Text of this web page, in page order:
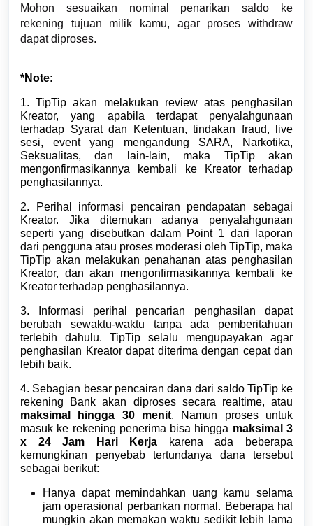
Mohon sesuaikan nominal penarikan saldo ke
rekening tujuan milik kamu, agar proses withdraw
dapat diproses.
*Note:
1. TipTip akan melakukan review atas penghasilan
Kreator, yang apabila terdapat penyalahgunaan
terhadap Syarat dan Ketentuan, tindakan fraud, live
sesi, event yang mengandung SARA, Narkotika,
Seksualitas, dan lain-lain, maka TipTip akan
mengonfirmasikannya kembali ke Kreator terhadap
penghasilannya.
2. Perihal informasi pencairan pendapatan sebagai
Kreator. Jika ditemukan adanya penyalahgunaan
seperti yang disebutkan dalam Point 1 dari laporan
dari pengguna atau proses moderasi oleh TipTip, maka
TipTip akan melakukan penahanan atas penghasilan
Kreator, danakan mengonfirmasikannya kembali ke
Kreator terhadap penghasilannya.
3. Informasi perihal pencarian penghasilan dapat
berubah sewaktu-waktu tanpa ada pemberitahuan
terlebih dahulu. TipTip selalu mengupayakan agar
penghasilan Kreator dapat diterima dengan cepat dan
lebih baik.
4. Sebagian besar pencairan dana dari saldo TipTip ke
rekening Bank akan diproses secara realtime, atau
maksimal hingga 30 menit. Namun proses untuk
masuk ke rekening penerima bisa hingga maksimal 3
x 24 Jam Hari Kerja karena ada beberapa
kemungkinan penyebab tertundanya dana tersebut
sebagai berikut:
Hanya dapat memindahkan uang kamu selama
jam operasional perbankan normal. Beberapa hal
mungkin akan memakan waktu sedikit lebih lama